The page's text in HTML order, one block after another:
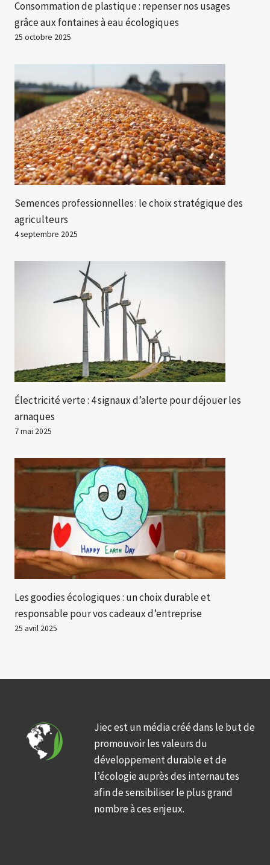
Consommation de plastique : repenser nos usages
grâce aux fontaines à eau écologiques
25 octobre 2025
Semences professionnelles : le choix stratégique des
agriculteurs
4 septembre 2025
Électricité verte : 4 signaux d’alerte pour déjouer les
arnaques
7 mai 2025
Les goodies écologiques : un choix durable et
responsable pour vos cadeaux d’entreprise
25 avril 2025
Jiec est un média créé dans le but de
promouvoir les valeurs du
développement durable et de
l’écologie auprès des internautes
afin de sensibiliser le plus grand
nombre à ces enjeux.